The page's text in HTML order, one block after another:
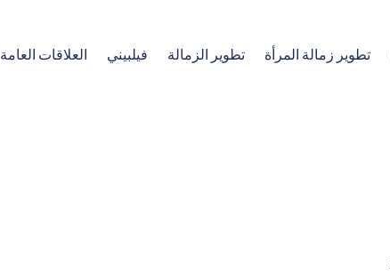
العلاقات العامة فيلبيني تطوير الزمالة تطوير زمالة المرأة